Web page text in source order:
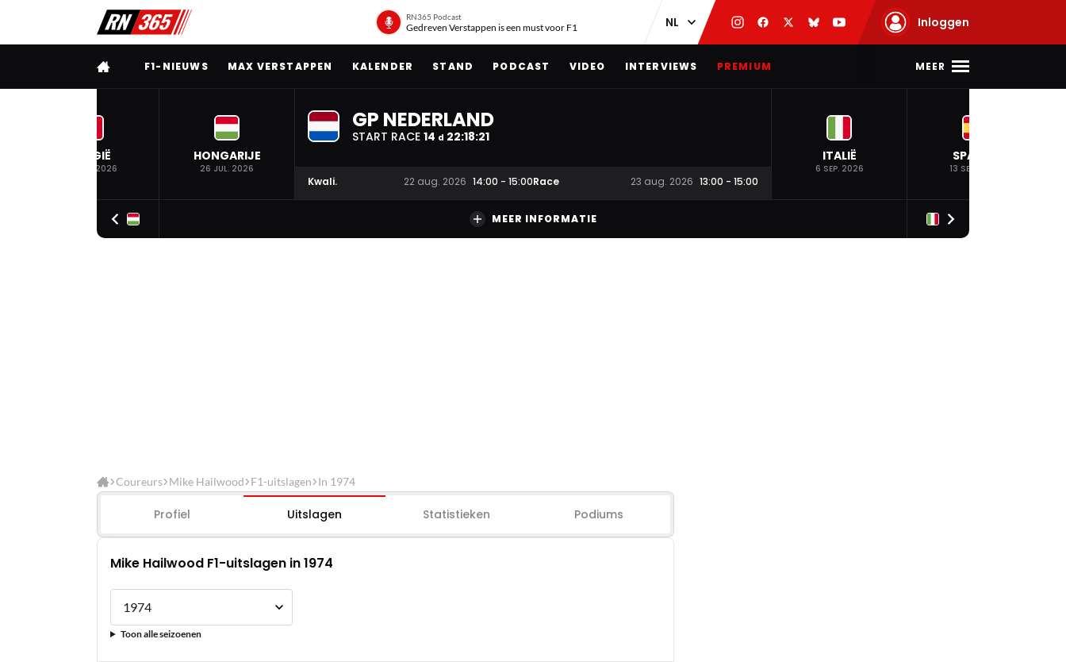
RN365 Podcast
Gedreven Verstappen is een must voor F1 Inloggen
VOLLEDIG MENU
F1-NIEUWS MAX VERSTAPPEN KALENDER STAND PODCAST VIDEO INTERVIEWS PREMIUM MEER
BELGIË
19 JUL. 2026
HONGARIJE
26 JUL. 2026
GP NEDERLAND
START RACE 14 d 22:18:21
Kwali. 22 aug. 2026 14:00 - 15:00Race 23 aug. 2026 13:00 - 15:00
ITALIË
6 SEP. 2026
SPANJE
13 SEP. 2026
MEER INFORMATIE
Coureurs Mike Hailwood F1-uitslagen In 1974
Profiel Uitslagen Statistieken Podiums
Mike Hailwood F1-uitslagen in 1974
Toon alle seizoenen